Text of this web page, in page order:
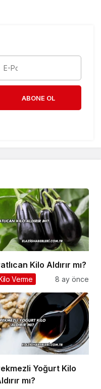
ABONE OL
Kilo Aldırır mı?
Verme 8 ay önce
Yoğurt Kilo
mı?